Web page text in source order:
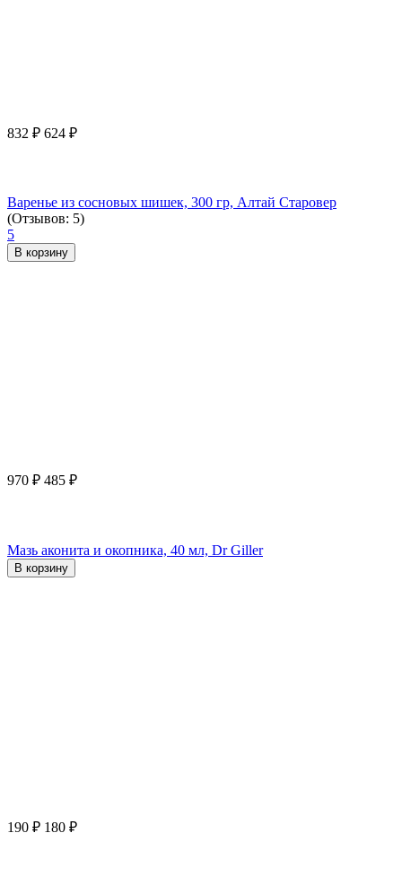
832 ₽ 624 ₽
Варенье из сосновых шишек, 300 гр, Алтай Старовер
(Отзывов: 5)
5
В корзину
970 ₽ 485 ₽
Мазь аконита и окопника, 40 мл, Dr Giller
В корзину
190 ₽ 180 ₽